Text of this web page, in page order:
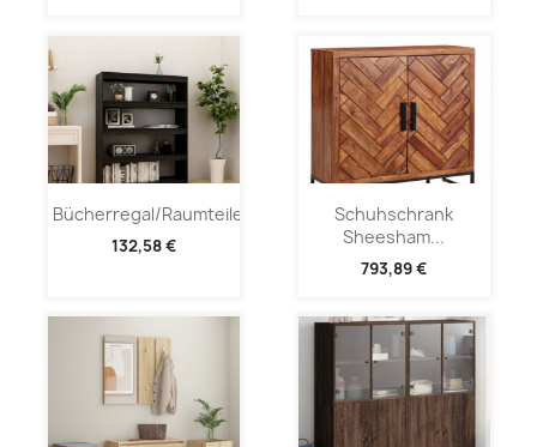
Bücherregal/Raumteiler...
132,58 €
Schuhschrank
Sheesham...
793,89 €